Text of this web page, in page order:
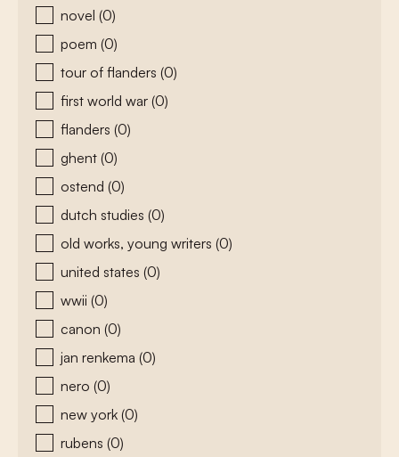
novel (0)
poem (0)
tour of flanders (0)
first world war (0)
flanders (0)
ghent (0)
ostend (0)
dutch studies (0)
old works, young writers (0)
united states (0)
wwii (0)
canon (0)
jan renkema (0)
nero (0)
new york (0)
rubens (0)